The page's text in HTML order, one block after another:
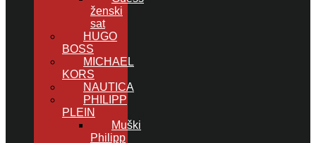
ženski
sat
HUGO
BOSS
MICHAEL
KORS
NAUTICA
PHILIPP
PLEIN
Muški
Philipp